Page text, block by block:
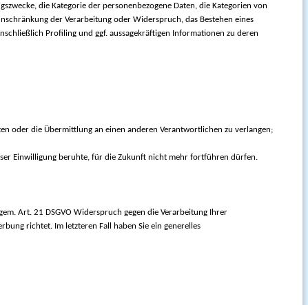
die Kategorie der personenbezogene Daten, die Kategorien von
der Verarbeitung oder Widerspruch, das Bestehen eines
Profiling und ggf. aussagekräftigen Informationen zu deren
oder die Übermittlung an einen anderen Verantwortlichen zu verlangen;
Einwilligung beruhte, für die Zukunft nicht mehr fortführen dürfen.
Art. 21 DSGVO Widerspruch gegen die Verarbeitung Ihrer
richtet. Im letzteren Fall haben Sie ein generelles